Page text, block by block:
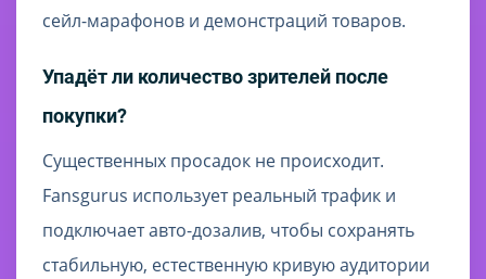
сейл-марафонов и демонстраций товаров.
Упадёт ли количество зрителей после
покупки?
Существенных просадок не происходит.
Fansgurus использует реальный трафик и
подключает авто-дозалив, чтобы сохранять
стабильную, естественную кривую аудитории